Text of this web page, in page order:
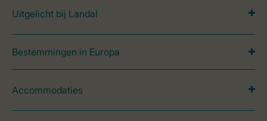
Uitgelicht bij Landal
Bestemmingen in Europa
Accommodaties